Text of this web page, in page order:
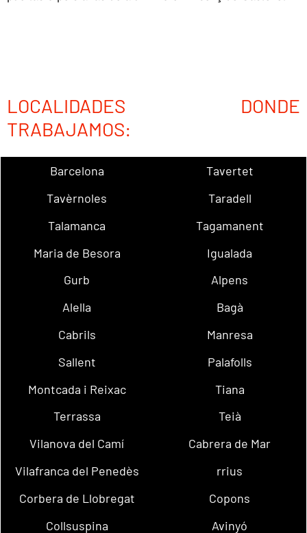
LOCALIDADES DONDE
TRABAJAMOS:
Barcelona
Tavertet
Tavèrnoles
Taradell
Talamanca
Tagamanent
Maria de Besora
Igualada
Gurb
Alpens
Alella
Bagà
Cabrils
Manresa
Sallent
Palafolls
Montcada i Reixac
Tiana
Terrassa
Teià
Vilanova del Camí
Cabrera de Mar
Vilafranca del Penedès
rrius
Corbera de Llobregat
Copons
Collsuspina
Avinyó